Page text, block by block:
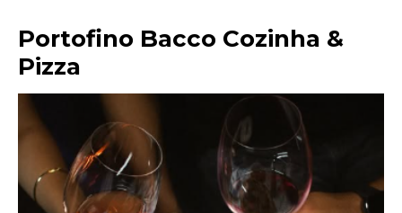
Portofino Bacco Cozinha &
Pizza